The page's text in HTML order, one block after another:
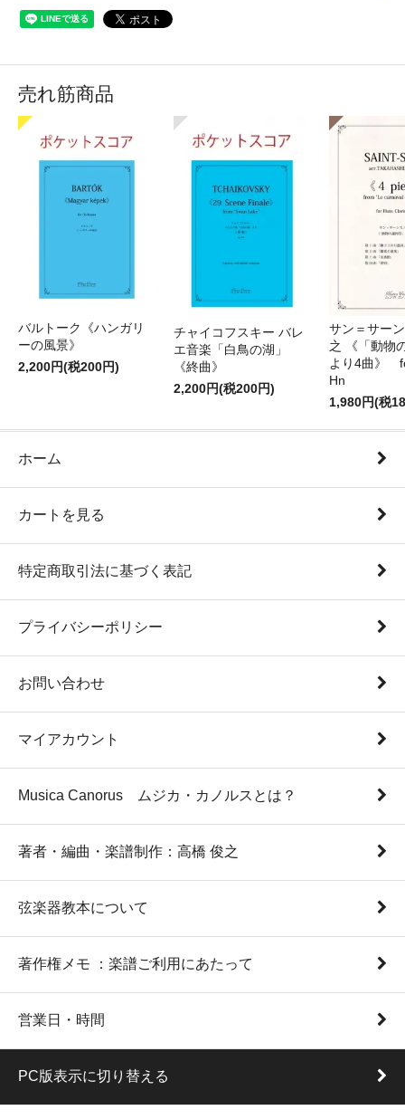
売れ筋商品
バルトーク《ハンガリ
ーの風景》
2,200円(税200円)
チャイコフスキー バレ
エ音楽「白鳥の湖」
《終曲》
2,200円(税200円)
サン＝サー
之 《「動物
より4曲》
Hn
1,980円(税
ホーム
カートを見る
特定商取引法に基づく表記
プライバシーポリシー
お問い合わせ
マイアカウント
Musica Canorus ムジカ・カノルスとは？
著者・編曲・楽譜制作：高橋 俊之
弦楽器教本について
著作権メモ ：楽譜ご利用にあたって
営業日・時間
PC版表示に切り替える